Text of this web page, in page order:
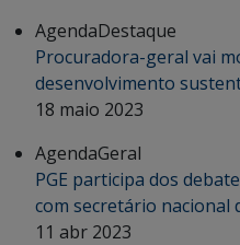
AgendaDestaque
Procuradora-geral vai
desenvolvimento
18 maio 2023
AgendaGeral
PGE participa dos
com secretário nacional
11 abr 2023